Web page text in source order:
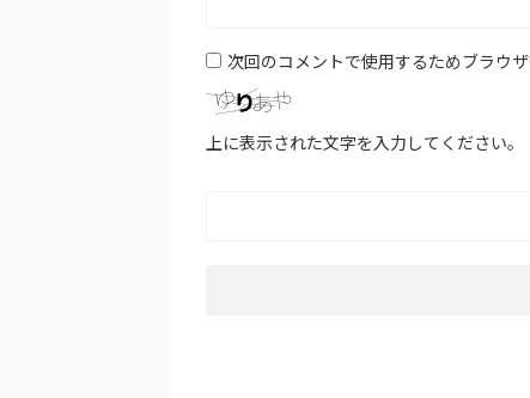
次回のコメントで使用するためブラウ
上に表示された文字を入力してください。